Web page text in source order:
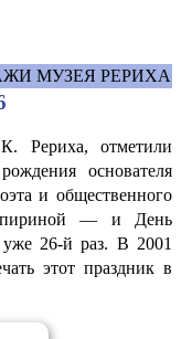
МУЗЕЯ РЕРИХА
Рериха, отметили
основателя
и общественного
— и День
26-й раз. В 2001
этот праздник в